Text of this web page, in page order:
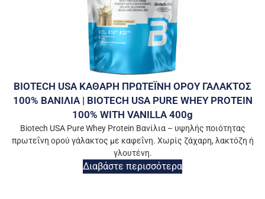
BIOTECH USA ΚΑΘΑΡΗ ΠΡΩΤΕΪΝΗ ΟΡΟΥ ΓΑΛΑΚΤΟΣ
100% ΒΑΝΙΛΙΑ | BIOTECH USA PURE WHEY PROTEIN
100% WITH VANILLA 400g
Biotech USA Pure Whey Protein Βανίλια – υψηλής ποιότητας
πρωτεΐνη ορού γάλακτος με καφεΐνη. Χωρίς ζάχαρη, λακτόζη ή
γλουτένη.
Διαβάστε περισσότερα